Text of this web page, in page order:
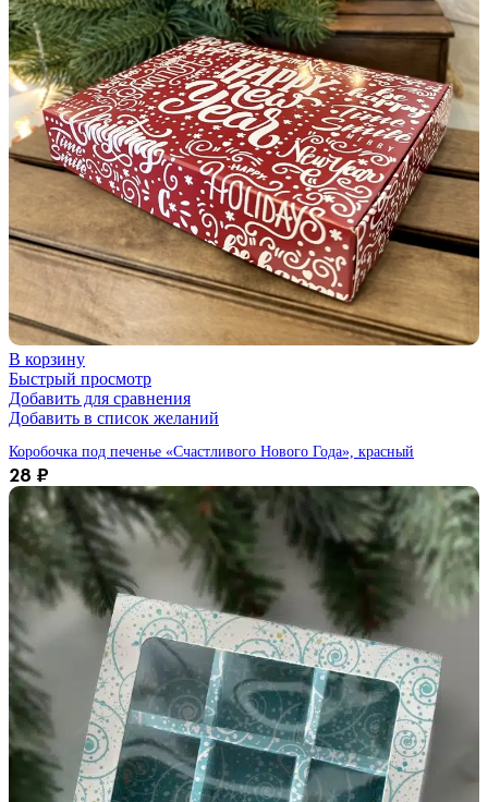
В корзину
Быстрый просмотр
Добавить для сравнения
Добавить в список желаний
Коробочка под печенье «Счастливого Нового Года», красный
28 ₽